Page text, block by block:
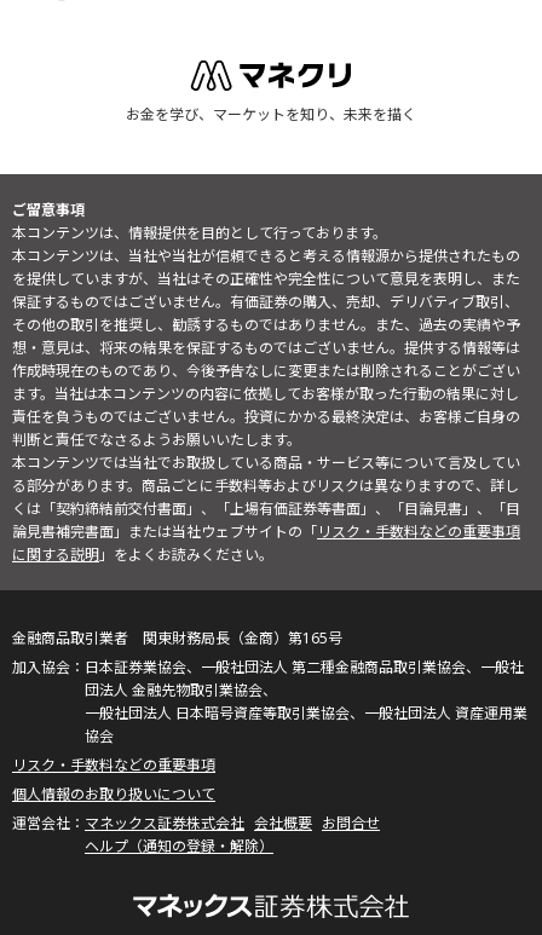
お金を学び、マーケットを知り、未来を描く
ご留意事項
本コンテンツは、情報提供を目的として行っております。
本コンテンツは、当社や当社が信頼できると考える情報源から提供されたもの
を提供していますが、当社はその正確性や完全性について意見を表明し、また
保証するものではございません。有価証券の購入、売却、デリバティブ取引、
その他の取引を推奨し、勧誘するものではありません。また、過去の実績や予
想・意見は、将来の結果を保証するものではございません。提供する情報等は
作成時現在のものであり、今後予告なしに変更または削除されることがござい
ます。当社は本コンテンツの内容に依拠してお客様が取った行動の結果に対し
責任を負うものではございません。投資にかかる最終決定は、お客様ご自身の
判断と責任でなさるようお願いいたします。
本コンテンツでは当社でお取扱している商品・サービス等について言及してい
る部分があります。商品ごとに手数料等およびリスクは異なりますので、詳し
くは「契約締結前交付書面」、「上場有価証券等書面」、「目論見書」、「目
論見書補完書面」または当社ウェブサイトの「リスク・手数料などの重要事項
に関する説明」をよくお読みください。
金融商品取引業者 関東財務局長（金商）第165号
日本証券業協会、一般社団法人 第二種金融商品取引業協会、一般社
団法人 金融先物取引業協会、
一般社団法人 日本暗号資産等取引業協会、一般社団法人 資産運用業
協会
リスク・手数料などの重要事項
個人情報のお取り扱いについて
マネックス証券株式会社 会社概要 お問合せ
ヘルプ（通知の登録・解除）